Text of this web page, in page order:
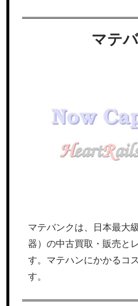
マテ
マテバンクは、日本最大
器）の中古買取・販売と
す。マテハンにかかるコ
す。